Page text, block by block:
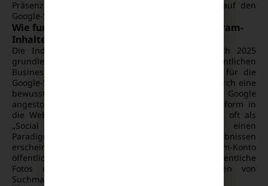
Präsenz nicht nur auf Instagram, sondern auch auf den
Google-Suchergebnisseiten ausbauen.
Wie funktioniert die Indexierung von Instagram-
Inhalten?
Die Indexierung von Instagram-Inhalten hat sich 2025
grundlegend verändert. Instagram-Inhalte von öffentlichen
Business- und Creator-Accounts sind nun direkt für die
Google-Suche zugänglich. Dieser Wandel wurde durch eine
bewusste Entscheidung von Meta (Instagram) und Google
angestoßen, die Inhalte der „Walled Garden“-Plattform in
die Websuche zu integrieren. Dieser Schritt wird oft als
„Social SEO“ bezeichnet und stellt einen
Paradigmenwechsel dar. Um in den Suchergebnissen
erscheinen zu können, muss dein Instagram-Konto
öffentlich sein und die Privatsphäre-Einstellung “Öffentliche
Fotos und Videos dürfen in den Ergebnissen von
Suchmaschinen angezeigt werden” aktiviert sein.